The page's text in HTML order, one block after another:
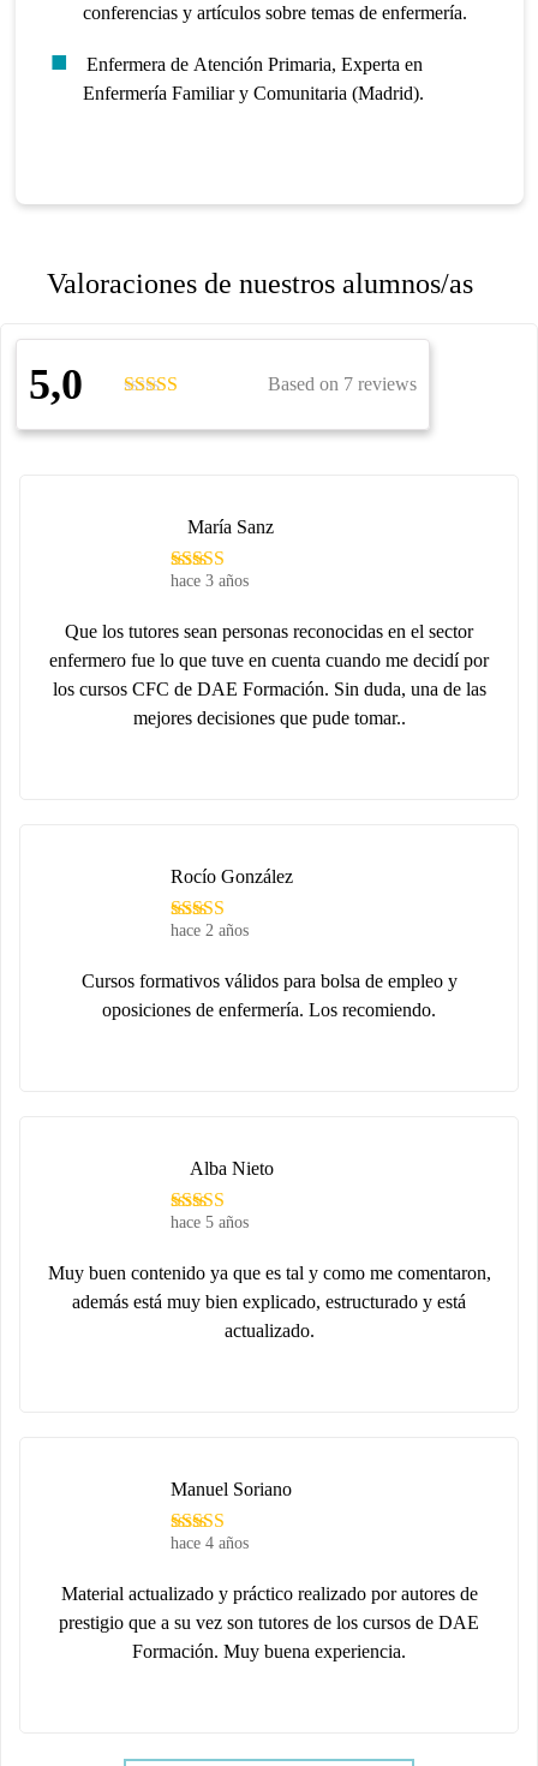
conferencias y artículos sobre temas de enfermería.
Enfermera de Atención Primaria, Experta en
Enfermería Familiar y Comunitaria (Madrid).
Valoraciones de nuestros alumnos/as
5,0 Based on 7 reviews
hace 3 años
María Sanz
Que los tutores sean personas reconocidas en el sector
enfermero fue lo que tuve en cuenta cuando me decidí por
los cursos CFC de DAE Formación. Sin duda, una de las
mejores decisiones que pude tomar..
hace 2 años
Rocío González
Cursos formativos válidos para bolsa de empleo y
oposiciones de enfermería. Los recomiendo.
hace 5 años
Alba Nieto
Muy buen contenido ya que es tal y como me comentaron,
además está muy bien explicado, estructurado y está
actualizado.
hace 4 años
Manuel Soriano
Material actualizado y práctico realizado por autores de
prestigio que a su vez son tutores de los cursos de DAE
Formación. Muy buena experiencia.